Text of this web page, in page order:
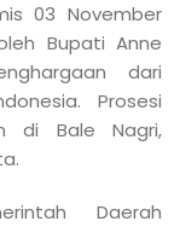
03 November
Bupati Anne
dari
Prosesi
di Bale Nagri,
Daerah